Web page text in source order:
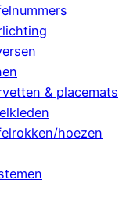
& placemats
hoezen